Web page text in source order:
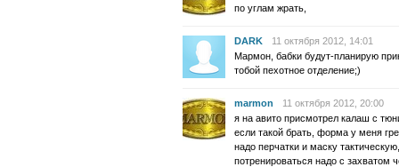
по углам жрать,
DARK
11 октября 2012, 14:01
Мармон, бабки будут-планирую
тобой пехотное отделение;)
marmon
11 октября 2012, 20:00
я на авито присмотрел калаш с
если такой брать, форма у меня
надо перчатки и маску
потренироваться надо с захватом